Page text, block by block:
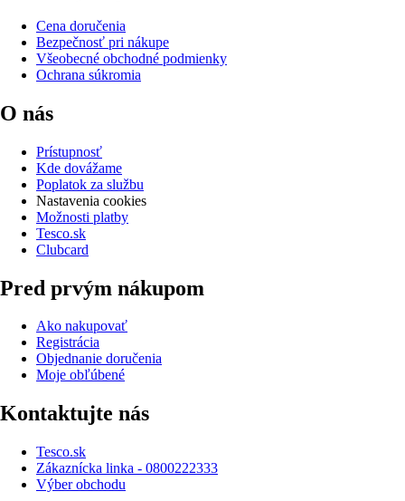
Cena doručenia
Bezpečnosť pri nákupe
Všeobecné obchodné podmienky
Ochrana súkromia
O nás
Prístupnosť
Kde dovážame
Poplatok za službu
Nastavenia cookies
Možnosti platby
Tesco.sk
Clubcard
Pred prvým nákupom
Ako nakupovať
Registrácia
Objednanie doručenia
Moje obľúbené
Kontaktujte nás
Tesco.sk
Zákaznícka linka - 0800222333
Výber obchodu